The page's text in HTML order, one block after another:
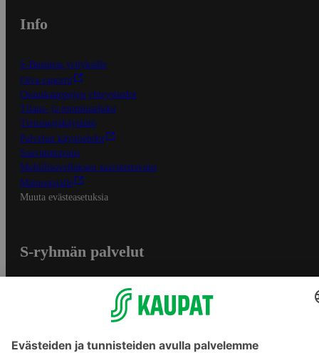
Info
S-Business yrityksille
Oiva-raportit
Osuuskauppojen yhteystiedot
Tilaus- ja toimitusehdot
Tietosuojakäytäntö
Palvelun käyttöehdot
Saavutettavuus
Mobiilisovelluksen saavutettavuus
Mainostajalle
Muuta evästeasetuksia
S-ryhmän palvelut
Yhteishyvä Ruoka -sovellus
S-ostoslista -sovellus